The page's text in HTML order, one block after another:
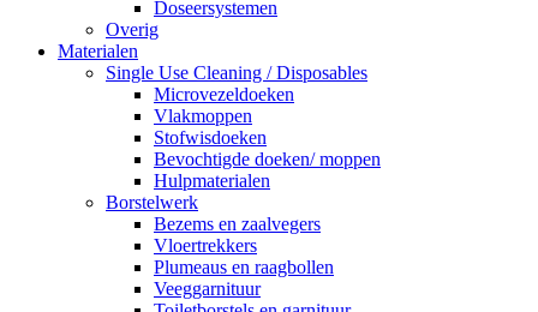
Doseersystemen
Overig
Materialen
Single Use Cleaning / Disposables
Microvezeldoeken
Vlakmoppen
Stofwisdoeken
Bevochtigde doeken/ moppen
Hulpmaterialen
Borstelwerk
Bezems en zaalvegers
Vloertrekkers
Plumeaus en raagbollen
Veeggarnituur